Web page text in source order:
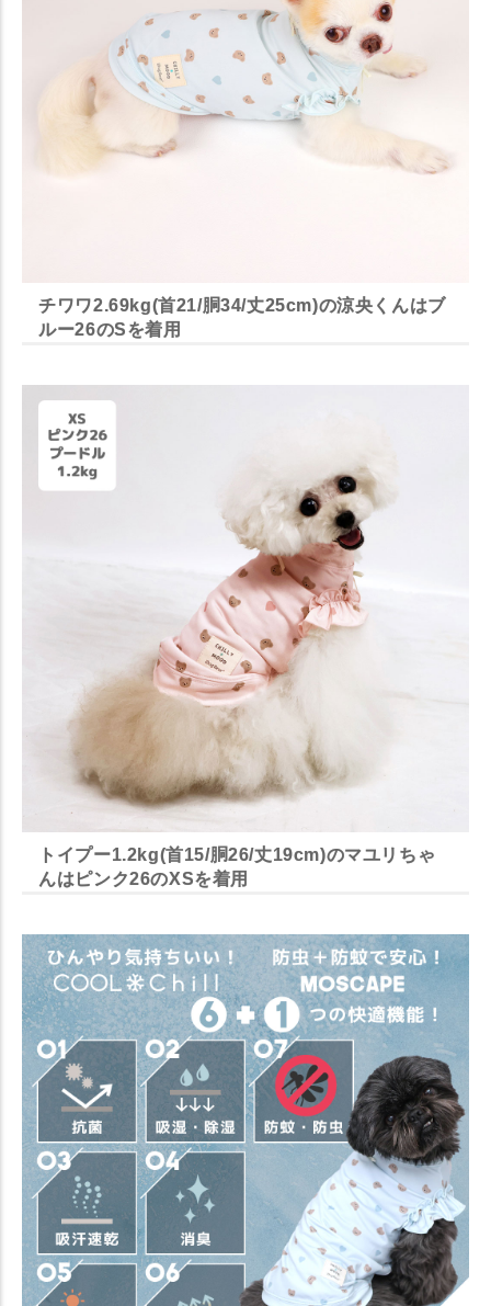
チワワ2.69kg(首21/胴34/丈25cm)の涼央くんはブ
ルー26のSを着用
トイプー1.2kg(首15/胴26/丈19cm)のマユリちゃ
んはピンク26のXSを着用